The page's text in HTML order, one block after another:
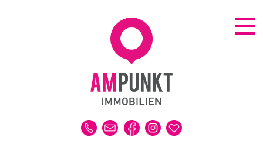
ALLE IMMOBILIEN
GEWERBE